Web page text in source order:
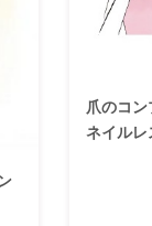
爪のコ
ネイル